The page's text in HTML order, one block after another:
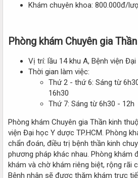
Khám chuyên khoa: 800.000đ/
Phòng khám Chuyên gia
Vị trí: lầu 14 khu A, Bệnh viện
Thời gian làm việc:
Thứ 2 - thứ 6: Sáng từ
16h30
Thứ 7: Sáng từ 6h30 - 12h
Phòng khám Chuyên gia Thần kinh
viện Đại học Y dược TP.HCM. Phòng
chẩn đoán, điều trị bệnh thần kinh
phương pháp khác nhau. Phòng khám
khám và chờ khám riêng biệt, rộng rãi
Bệnh nhân sẽ được thăm khám trực